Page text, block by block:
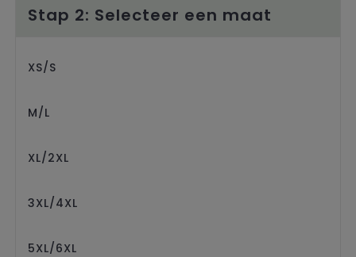
Stap 2: Selecteer een maat
XS/S
M/L
XL/2XL
3XL/4XL
5XL/6XL